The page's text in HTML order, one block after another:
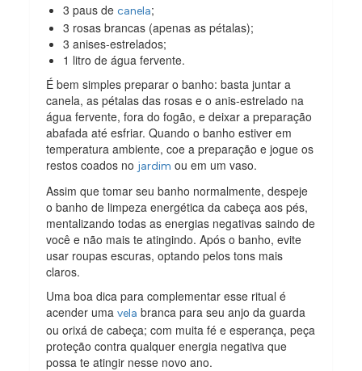
3 paus decanela;
3 rosas brancas (apenas as pétalas);
3 anises-estrelados;
1 litro de água fervente.
É bem simples preparar o banho: basta juntar a
canela, as pétalas das rosas e o anis-estrelado na
água fervente, fora do fogão, e deixar a preparação
abafada até esfriar. Quando o banho estiver em
temperatura ambiente, coe a preparação e jogue os
restos coados no jardim ou em um vaso.
Assim que tomar seu banho normalmente, despeje
o banho de limpeza energética da cabeça aos pés,
mentalizando todas as energias negativas saindo de
você e não mais te atingindo. Após o banho, evite
usar roupas escuras, optando pelos tons mais
claros.
Uma boa dica para complementar esse ritual é
acender umavela branca para seu anjo da guarda
ou orixá de cabeça; com muita fé e esperança, peça
proteção contra qualquer energia negativa que
possa te atingir nesse novo ano.